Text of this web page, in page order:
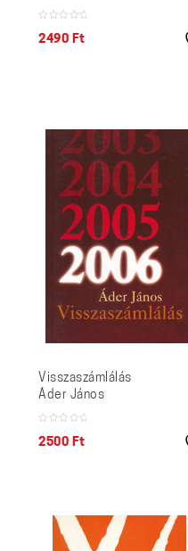
2490 Ft
Visszaszámlálás
Áder János
2500 Ft